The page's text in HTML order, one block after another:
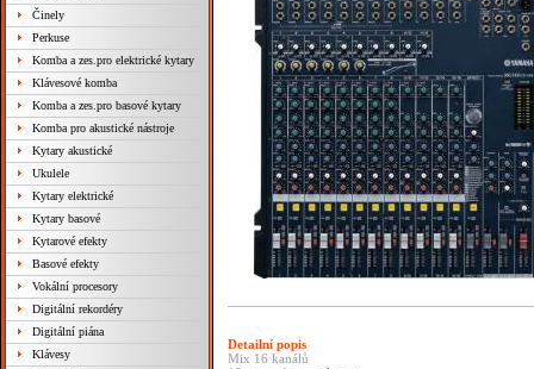
Činely
Perkuse
Komba a zes.pro elektrické kytary
Klávesové komba
Komba a zes.pro basové kytary
Komba pro akustické nástroje
Kytary akustické
Ukulele
Kytary elektrické
Kytary basové
Kytarové efekty
Basové efekty
Vokální procesory
Digitální rekordéry
Digitální piána
Klávesy
Detailní popis
Mix 16 kanálů